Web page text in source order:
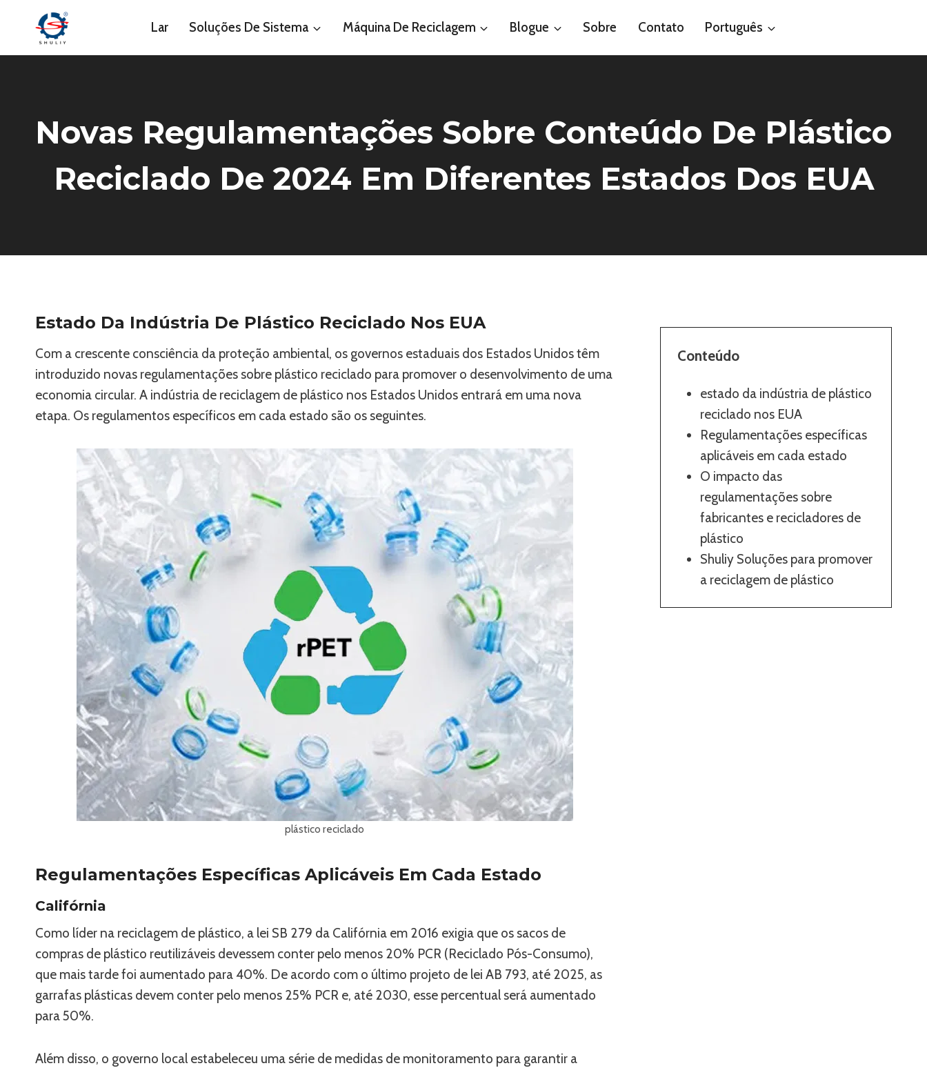
Lar Soluções De Sistema Máquina De Reciclagem Blogue Sobre Contato Português
Novas Regulamentações Sobre Conteúdo De Plástico
Reciclado De 2024 Em Diferentes Estados Dos EUA
Estado Da Indústria De Plástico Reciclado Nos EUA
Com a crescente consciência da proteção ambiental, os governos estaduais dos Estados Unidos têm
introduzido novas regulamentações sobre plástico reciclado para promover o desenvolvimento de uma
economia circular. A indústria de reciclagem de plástico nos Estados Unidos entrará em uma nova
etapa. Os regulamentos específicos em cada estado são os seguintes.
plástico reciclado
Regulamentações Específicas Aplicáveis ​​em Cada Estado
Califórnia
Como líder na reciclagem de plástico, a lei SB 279 da Califórnia em 2016 exigia que os sacos de
compras de plástico reutilizáveis ​​devessem conter pelo menos 20% PCR (Reciclado Pós-Consumo),
que mais tarde foi aumentado para 40%. De acordo com o último projeto de lei AB 793, até 2025, as
garrafas plásticas devem conter pelo menos 25% PCR e, até 2030, esse percentual será aumentado
para 50%.
Além disso, o governo local estabeleceu uma série de medidas de monitoramento para garantir a
Conteúdo
estado da indústria de plástico
reciclado nos EUA
Regulamentações específicas
aplicáveis ​​em cada estado
O impacto das
regulamentações sobre
fabricantes e recicladores de
plástico
Shuliy Soluções para promover
a reciclagem de plástico